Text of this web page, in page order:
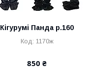
Кігурумі Панда р.160
1170ж
850 ₴